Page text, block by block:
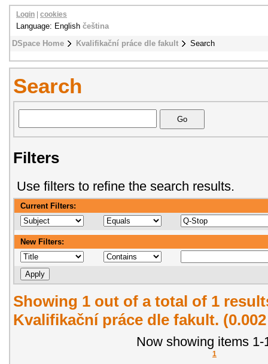
DSpace Home Kvalifikační práce dle fakult Search
Login cookies
Language: English čeština
Search
Filters
Use filters to refine the search results.
Current Filters:
New Filters:
Showing 1 out of a total of 1
Kvalifikační práce dle fakult.
Now showing items 1-
1